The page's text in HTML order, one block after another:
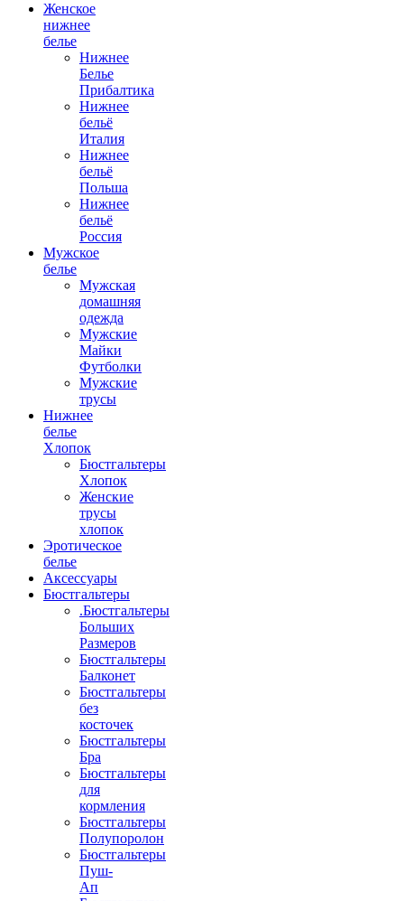
Женское
нижнее
белье
Нижнее
Белье
Прибалтика
Нижнее
бельё
Италия
Нижнее
бельё
Польша
Нижнее
бельё
Россия
Мужское
белье
Мужская
домашняя
одежда
Мужские
Майки
Футболки
Мужские
трусы
Нижнее
белье
Хлопок
Бюстгальтеры
Хлопок
Женские
трусы
хлопок
Эротическое
белье
Аксессуары
Бюстгальтеры
.Бюстгальтеры
Больших
Размеров
Бюстгальтеры
Балконет
Бюстгальтеры
без
косточек
Бюстгальтеры
Бра
Бюстгальтеры
для
кормления
Бюстгальтеры
Полупоролон
Бюстгальтеры
Пуш-
Ап